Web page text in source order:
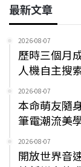
最新文章
2026-08-07
歷時三個月
人機自主搜
2026-08-07
本命萌友隨
筆電潮流美
2026-08-07
開放世界音